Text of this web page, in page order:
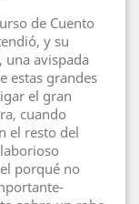
de Cuento
y su
una avispada
estas grandes
el gran
cuando
el resto del
porqué no